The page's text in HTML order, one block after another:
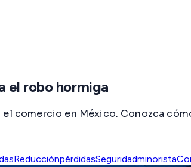
el robo hormiga
comercio en México. Conozca
ReducciónpérdidasSeguridadminorista